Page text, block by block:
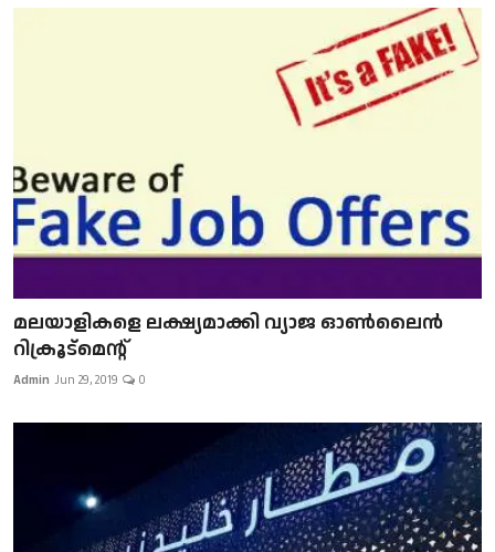
മലയാളികളെ ലക്ഷ്യമാക്കി വ്യാജ ഓൺലൈൻ
റിക്രൂട്മെന്റ്
Admin Jun 29, 2019 0